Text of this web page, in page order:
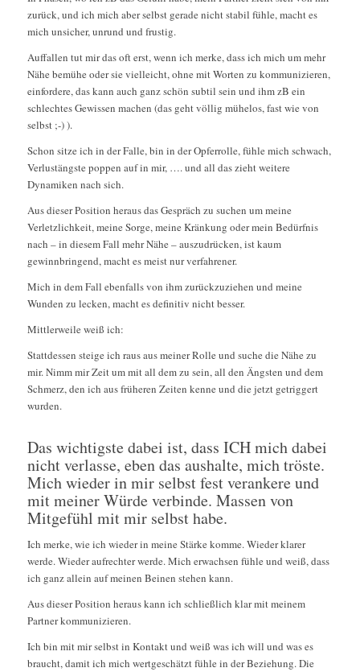
zurück, und ich mich aber selbst gerade nicht stabil fühle, macht es
mich unsicher, unrund und frustig.
Auffallen tut mir das oft erst, wenn ich merke, dass ich mich um mehr
Nähe bemühe oder sie vielleicht, ohne mit Worten zu kommunizieren,
einfordere, das kann auch ganz schön subtil sein und ihm zB ein
schlechtes Gewissen machen (das geht völlig mühelos, fast wie von
selbst ;-)).
Schon sitze ich in der Falle, bin in der Opferrolle, fühle mich schwach,
Verlustängste poppen auf in mir, …. und all das zieht weitere
Dynamiken nach sich.
Aus dieser Position heraus das Gespräch zu suchen um meine
Verletzlichkeit, meine Sorge, meine Kränkung oder mein Bedürfnis
nach – in diesem Fall mehr Nähe – auszudrücken, ist kaum
gewinnbringend, macht es meist nur verfahrener.
Mich in dem Fall ebenfalls von ihm zurückzuziehen und meine
Wunden zu lecken, macht es definitiv nicht besser.
Mittlerweile weiß ich:
Stattdessen steige ich raus aus meiner Rolle und suche die Nähe zu
mir. Nimm mir Zeit um mit all dem zu sein, all den Ängsten und dem
Schmerz, den ich aus früheren Zeiten kenne und die jetzt getriggert
wurden.
Das wichtigste dabei ist, dass ICH mich dabei
nicht verlasse, eben das aushalte, mich tröste.
Mich wieder in mir selbst fest verankere und
mit meiner Würde verbinde. Massen von
Mitgefühl mit mir selbst habe.
Ich merke, wie ich wieder in meine Stärke komme. Wieder klarer
werde. Wieder aufrechter werde. Mich erwachsen fühle und weiß, dass
ich ganz allein auf meinen Beinen stehen kann.
Aus dieser Position heraus kann ich schließlich klar mit meinem
Partner kommunizieren.
Ich bin mit mir selbst in Kontakt und weiß was ich will und was es
braucht, damit ich mich wertgeschätzt fühle in der Beziehung. Die